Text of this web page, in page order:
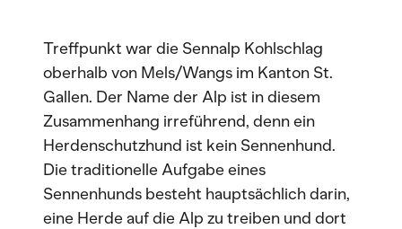
Treffpunkt war die Sennalp Kohlschlag
oberhalb von Mels/Wangs im Kanton St.
Gallen. Der Name der Alp ist in diesem
Zusammenhang irreführend, denn ein
Herdenschutzhund ist kein Sennenhund.
Die traditionelle Aufgabe eines
Sennenhunds besteht hauptsächlich darin,
eine Herde auf die Alp zu treiben und dort